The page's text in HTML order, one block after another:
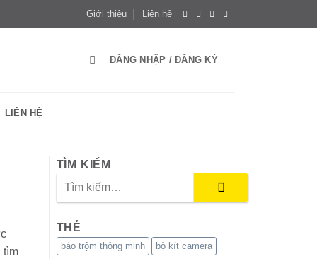
Giới thiệu Liên hệ
ĐĂNG NHẬP / ĐĂNG KÝ
LIÊN HỆ
tìm
TÌM KIẾM
THẺ
báo trộm thông minh bộ kít camera